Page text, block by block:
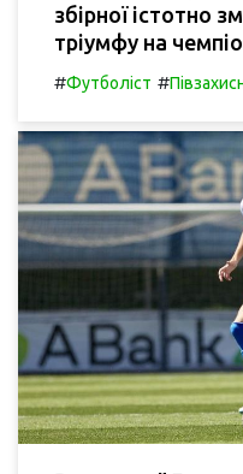
збірної істотно
тріумфу на
#Футболіст #